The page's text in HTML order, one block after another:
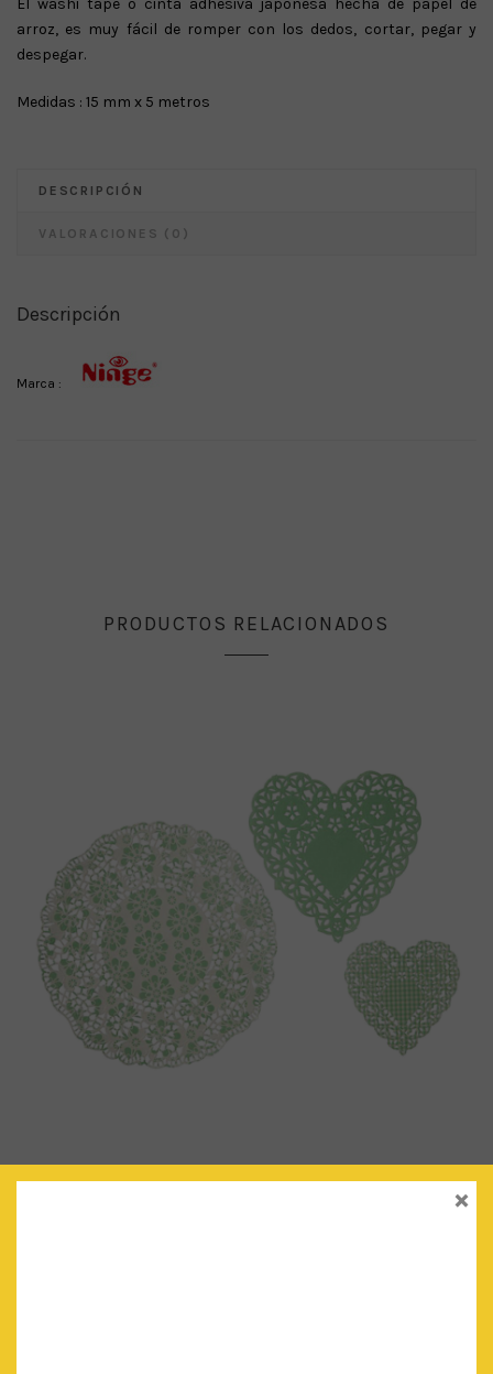
El washi tape o cinta adhesiva japonesa hecha de papel de
arroz, es muy fácil de romper con los dedos, cortar, pegar y
despegar.
Medidas : 15 mm x 5 metros
DESCRIPCIÓN
VALORACIONES (0)
Descripción
Marca :
PRODUCTOS RELACIONADOS
×